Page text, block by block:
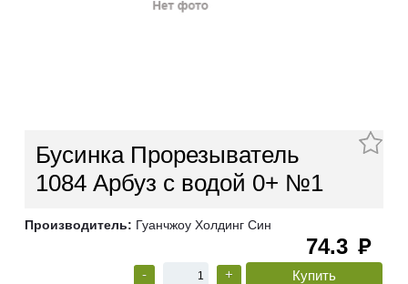
Бусинка Прорезыватель
1084 Арбуз с водой 0+ №1
Производитель: Гуанчжоу Холдинг Син
74.3 руб
- +